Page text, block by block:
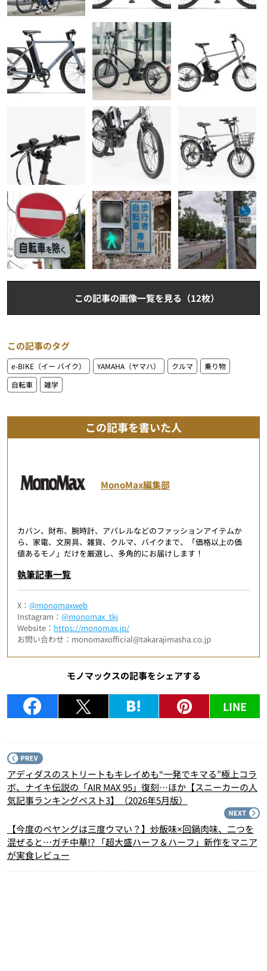
この記事の画像一覧を見る（12枚）
この記事のタグ
e-BIKE（イー バイク） YAMAHA（ヤマハ） クルマ
乗り物
自転車
雑学
この記事を書いた人
MonoMax編集部
カバン、財布、腕時計、アパレルなどのファッションアイテムか
ら、家電、文房具、雑貨、クルマ、バイクまで、「価格以上の価
値あるモノ」だけを厳選し、多角的にお届けします！
執筆記事一覧
X：@monomaxweb
Instagram：@monomax_tkj
Website： https://monomax.jp/
お問い合わせ：monomaxofficial@takarajimasha.co.jp
モノマックスの記事をシェアする
LINE
アディダスのストリートもキレイめも“一発でキマる”極上コラ
ボ、ナイキ伝説の「AIR MAX 95」復刻…ほか【スニーカーの人
気記事ランキングベスト3】（2026年5月版）
【今度のペヤングは三度ウマい？】炒飯味×回鍋肉味、二つを
混ぜると…ガチ中華!? 「超大盛ハーフ＆ハーフ」新作をマニア
が実食レビュー